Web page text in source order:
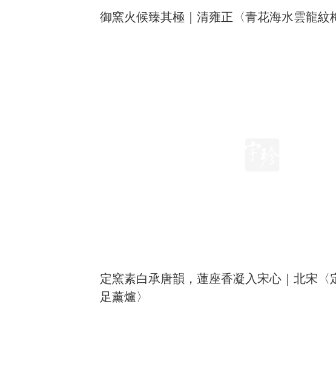
御窯火候臻其極｜清雍正〈青花海水雲龍紋
定窯素白承唐韻，蓮座香凝入宋心｜北宋〈
足薰爐〉